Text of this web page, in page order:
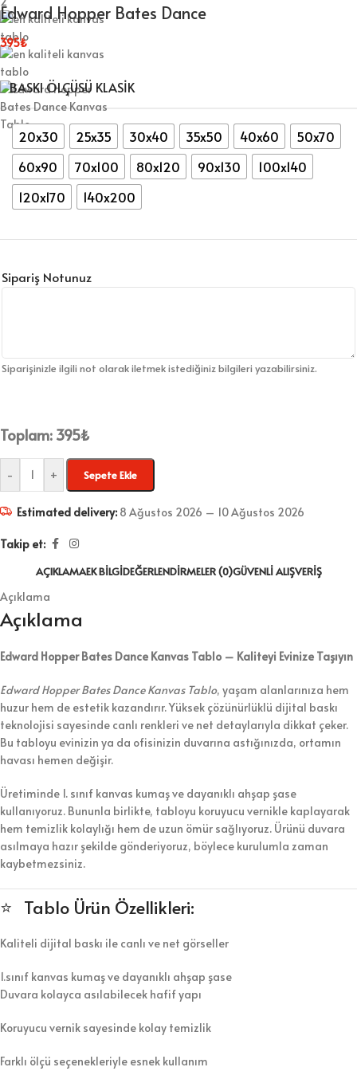
Edward Hopper Bates Dance
395₺
BASKI ÖLÇÜSÜ KLASIK
20x30 25x35 30x40 35x50 40x60
50x70
60x90
70x100 80x120 90x130
100x140
120x170
140x200
Sipariş Notunuz
Siparişinizle ilgili not olarak iletmek istediğiniz bilgileri yazabilirsiniz.
Toplam: 395₺
- + Sepete Ekle
Estimated delivery: 8 Ağustos 2026 – 10 Ağustos 2026
Takip et:
AÇIKLAMAEK BILGIDEĞERLENDIRMELER (0)GÜVENLI ALIŞVERIŞ
Açıklama
Açıklama
Edward Hopper Bates Dance Kanvas Tablo – Kaliteyi Evinize Taşıyın
Edward Hopper Bates Dance Kanvas Tablo, yaşam alanlarınıza hem
huzur hem de estetik kazandırır. Yüksek çözünürlüklü dijital baskı
teknolojisi sayesinde canlı renkleri ve net detaylarıyla dikkat çeker.
Bu tabloyu evinizin ya da ofisinizin duvarına astığınızda, ortamın
havası hemen değişir.
Üretiminde 1. sınıf kanvas kumaş ve dayanıklı ahşap şase
kullanıyoruz. Bununla birlikte, tabloyu koruyucu vernikle kaplayarak
hem temizlik kolaylığı hem de uzun ömür sağlıyoruz. Ürünü duvara
asılmaya hazır şekilde gönderiyoruz, böylece kurulumla zaman
kaybetmezsiniz.
⭐ Tablo Ürün Özellikleri:
Kaliteli dijital baskı ile canlı ve net görseller
1.sınıf kanvas kumaş ve dayanıklı ahşap şase
Duvara kolayca asılabilecek hafif yapı
Koruyucu vernik sayesinde kolay temizlik
Farklı ölçü seçenekleriyle esnek kullanım